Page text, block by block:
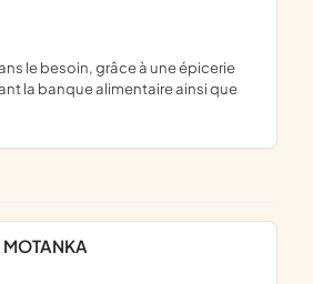
la banque alimentaire ainsi que
MOTANKA